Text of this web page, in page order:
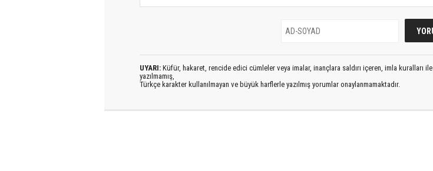
UYARI: Küfür, hakaret, rencide edici cümleler veya imalar, inançlara saldırı içeren, imla kuralları ile
yazılmamış,
Türkçe karakter kullanılmayan ve büyük harflerle yazılmış yorumlar onaylanmamaktadır.